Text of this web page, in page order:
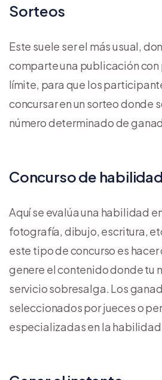
Sorteos
Este suele ser el más usual,
comparte una publicación con
límite, para que los
concursar en un sorteo donde
número determinado de
Concurso de
Aquí se evalúa una habilidad
fotografía, dibujo, escritura,
este tipo de concurso es hacer
genere el contenido donde tu
servicio sobresalga. Los
seleccionados por jueces o
especializadas en la